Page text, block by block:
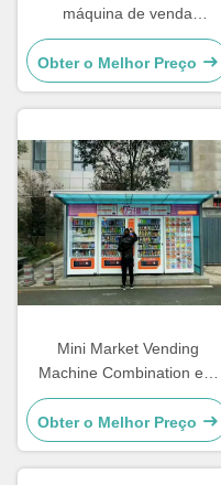
máquina de venda
automática combinado da
bebida para o shopping
Obter o Melhor Preço
Mini Market Vending
Machine Combination em
linha com o ODM da tela de
5 polegadas
Obter o Melhor Preço